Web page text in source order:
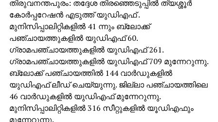
മുനിസിപ്പാലിറ്റികളില്‍ 41 ന്നും ബ്ലോക്ക്
പഞ്ചായത്തുകളില്‍ യുഡിഎഫ് 60.
ഗ്രാമപഞ്ചായത്തുകളില്‍ യുഡിഎഫ് 261.
ഗ്രാമപഞ്ചായത്തുകളില്‍ യുഡിഎഫ് 709 മുന്നേറുന്നു.
ബ്ലോക്ക് പഞ്ചായത്തില്‍ 144 വാര്‍ഡുകളില്‍
യുഡിഎഫ് ലീഡ് ചെയ്യുന്നു. ജില്ലാ പഞ്ചായത്തിലെ
46 വാര്‍ഡുകളില്‍ യുഡിഎഫ് മുന്നേറുന്നു.
മുനിസിപ്പാലിറ്റികളില്‍ 316 സീറ്റുകളില്‍ യൂഡിഎഫും
മുന്നേറുന്നു.